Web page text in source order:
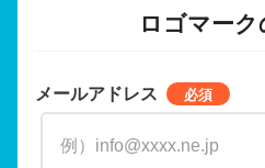
ロゴマー
メールアドレス